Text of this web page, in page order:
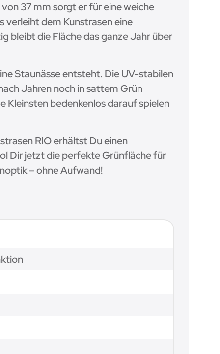
37 mm sorgt er für eine weiche
dem Kunstrasen eine
bleibt die Fläche das ganze Jahr über
Staunässe entsteht. Die UV-stabilen
Jahren noch in sattem Grün
Kleinsten bedenkenlos darauf spielen
RIO erhältst Du einen
Dir jetzt die perfekte Grünfläche für
– ohne Aufwand!